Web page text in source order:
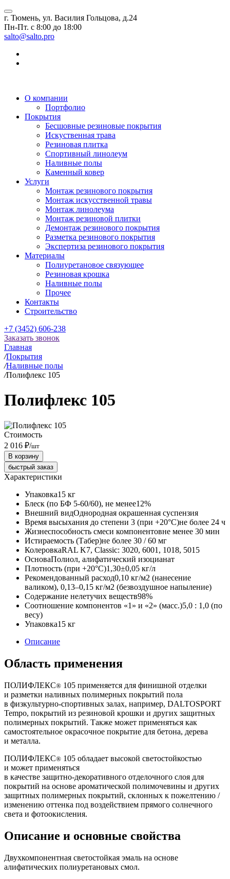
г. Тюмень, ул. Василия Гольцова, д.24
Пн-Пт. с 8:00 до 18:00
salto@salto.pro
О компании
Портфолио
Покрытия
Бесшовные резиновые покрытия
Искуственная трава
Резиновая плитка
Спортивный линолеум
Наливные полы
Каменный ковер
Услуги
Монтаж резинового покрытия
Монтаж искусственной травы
Монтаж линолеума
Монтаж резиновой плитки
Демонтаж резинового покрытия
Разметка резинового покрытия
Экспертиза резинового покрытия
Материалы
Полиуретановое связующее
Резиновая крошка
Наливные полы
Прочее
Контакты
Строительство
+7 (3452) 606-238
Заказать звонок
Главная
/Покрытия
/Наливные полы
/Полифлекс 105
Полифлекс 105
Стоимость
2 016 ₽/шт
В корзину
быстрый заказ
Характеристики
Упаковка15 кг
Блеск (по БФ 5-60/60), не менее12%
Внешний видОднородная окрашенная суспензия
Время высыхания до степени 3 (при +20°С)не более 24 ч
Жизнеспособность смеси компонентовне менее 30 мин
Истираемость (Табер)не более 30 / 60 мг
КолеровкаRAL K7, Classic: 3020, 6001, 1018, 5015
ОсноваПолиол, алифатический изоцианат
Плотность (при +20°С)1,30±0,05 кг/л
Рекомендованный расход0,10 кг/м2 (нанесение
валиком), 0,13–0,15 кг/м2 (безвоздушное напыление)
Содержание нелетучих веществ98%
Соотношение компонентов «1» и «2» (масс.)5,0 : 1,0 (по
весу)
Упаковка15 кг
Описание
Область применения
ПОЛИФЛЕКС® 105 применяется для финишной отделки
и разметки наливных полимерных покрытий пола
в физкультурно-спортивных залах, например, DALTOSPORT
Tempo, покрытий из резиновой крошки и других защитных
полимерных покрытий. Также может применяться как
самостоятельное окрасочное покрытие для бетона, дерева
и металла.
ПОЛИФЛЕКС® 105 обладает высокой светостойкостью
и может применяться
в качестве защитно-декоративного отделочного слоя для
покрытий на основе ароматической полимочевины и других
защитных полимерных покрытий, склонных к пожелтению /
изменению оттенка под воздействием прямого солнечного
света и фотоокисления.
Описание и основные свойства
Двухкомпонентная светостойкая эмаль на основе
алифатических полиуретановых смол.